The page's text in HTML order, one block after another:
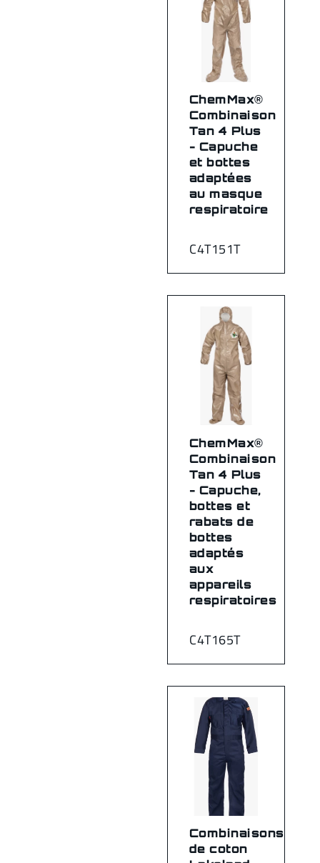
C4T151T
ChemMax®
Combinaison
Tan 4 Plus
- Capuche
et bottes
adaptées
au masque
respiratoire
C4T165T
ChemMax®
Combinaison
Tan 4 Plus
- Capuche,
bottes et
rabats de
bottes
adaptés
aux
appareils
respiratoires
Combinaisons
de coton